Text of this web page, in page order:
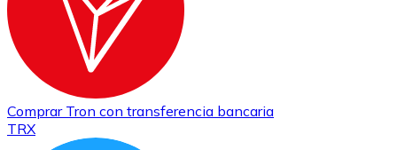
Comprar Tron con transferencia bancaria
TRX